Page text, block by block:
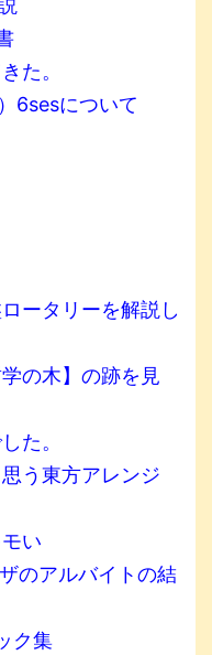
た。
6sesについて
ータリーを解説し
の木】の跡を見
た。
思う東方アレンジ
い
のアルバイトの結
ク集